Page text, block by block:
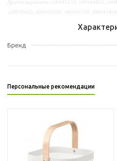
Бренд
Персональные рекомендации